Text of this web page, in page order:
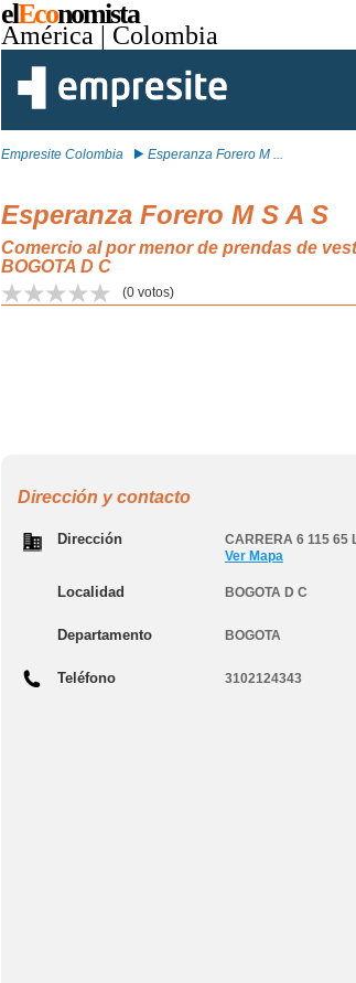
elEconomista
América | Colombia
Empresite Colombia Esperanza Forero M ...
Esperanza Forero M S A S
Comercio al por menor de prendas de
BOGOTA D C
(0 votos)
Dirección y contacto
Dirección CARRERA 6 115 65
Ver Mapa
Localidad BOGOTA D C
Departamento BOGOTA
Teléfono 3102124343